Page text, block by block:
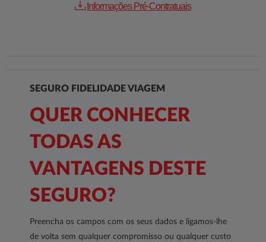
Informações Pré-Contratuais
SEGURO FIDELIDADE VIAGEM
QUER CONHECER
TODAS AS
VANTAGENS DESTE
SEGURO?
Preencha os campos com os seus dados e ligamos-lhe
de volta sem qualquer compromisso ou qualquer custo